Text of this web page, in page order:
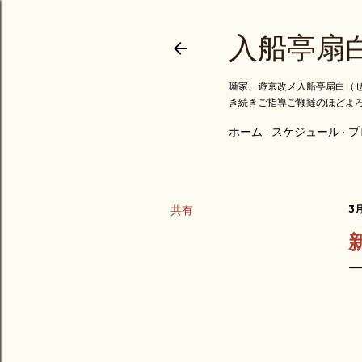
入船亭扇
噺家、遊京改メ入船亭扇白（
き続きご指導ご鞭撻のほどよ
ホーム スケジュール
共有 3